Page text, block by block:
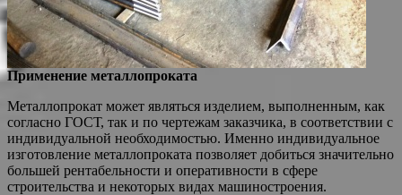
Применение металлопроката
Металлопрокат может являться изделием, выполненным, как
согласно ГОСТ, так и по чертежам заказчика, в соответствии с
индивидуальной необходимостью. Именно индивидуальное
изготовление металлопроката позволяет добиться значительно
большей рентабельности и оперативности в сфере
строительства и некоторых видах машиностроения.